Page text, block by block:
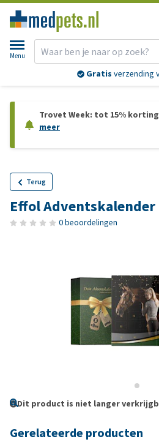
Menu
Gratis verzending
Trovet Week: tot 15%
meer
Terug
Effol Adventskalender
0 beoordelingen
Dit product is niet langer
Gerelateerde producten